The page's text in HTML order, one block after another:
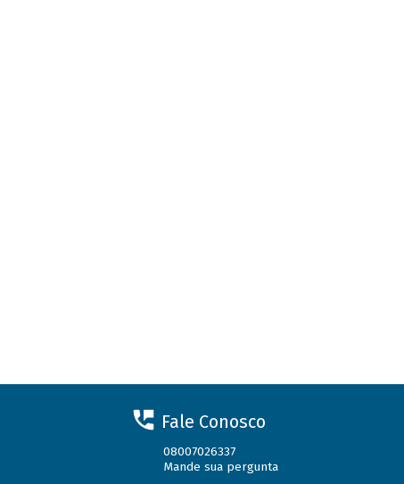
Fale Conosco
08007026337
Mande sua pergunta